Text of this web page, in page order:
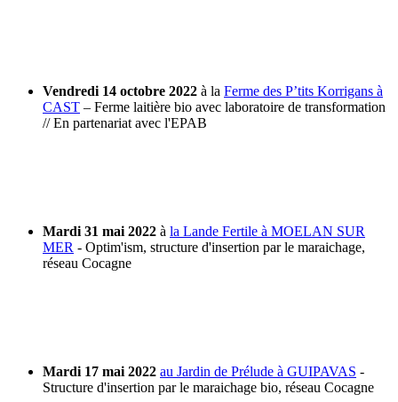
Vendredi 14 octobre 2022 à la Ferme des P’tits Korrigans à
CAST – Ferme laitière bio avec laboratoire de transformation
// En partenariat avec l'EPAB
Mardi 31 mai 2022 à la Lande Fertile à MOELAN SUR
MER - Optim'ism, structure d'insertion par le maraichage,
réseau Cocagne
Mardi 17 mai 2022 au Jardin de Prélude à GUIPAVAS -
Structure d'insertion par le maraichage bio, réseau Cocagne